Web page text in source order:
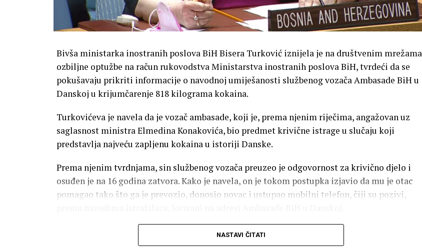
Bivša ministarka inostranih poslova BiH Bisera Turković iznijela je na društvenim mrežama
ozbiljne optužbe na račun rukovodstva Ministarstva inostranih poslova BiH, tvrdeći da se
pokušavaju prikriti informacije o navodnoj umiješanosti službenog vozača Ambasade BiH u
Danskoj u krijumčarenje 818 kilograma kokaina.
Turkovićeva je navela da je vozač ambasade, koji je, prema njenim riječima, angažovan uz
saglasnost ministra Elmedina Konakovića, bio predmet krivične istrage u slučaju koji
predstavlja najveću zapljenu kokaina u istoriji Danske.
Prema njenim tvrdnjama, sin službenog vozača preuzeo je odgovornost za krivično djelo i
osuđen je na 16 godina zatvora. Kako je navela, on je tokom postupka izjavio da mu je otac
pomagao tako što ga je prevozio, donosio novac i ustupao mobilni telefon, čiji su pozivi,
Turkovićeva je istakla da je sud bio podijeljen kada je riječ o krivičnoj odgovornosti
službenog vozača, naglašavajući da on nije bio na brodu sa kojeg je, navodno, trebalo da bude
NASTAVI ČITATI